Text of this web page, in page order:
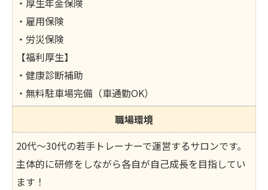
・厚生年金保険
・雇用保険
・労災保険
【福利厚生】
・健康診断補助
・無料駐車場完備（車通勤OK）
職場環境
20代～30代の若手トレーナーで運営するサロンです。
主体的に研修をしながら各自が自己成長を目指してい
ます！